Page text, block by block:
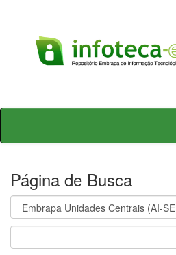
Skip
Página de Busca